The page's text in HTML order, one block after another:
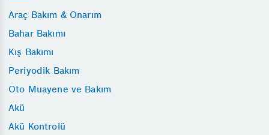
Araç Bakım & Onarım
Bahar Bakımı
Kış Bakımı
Periyodik Bakım
Oto Muayene ve Bakım
Akü
Akü Kontrolü